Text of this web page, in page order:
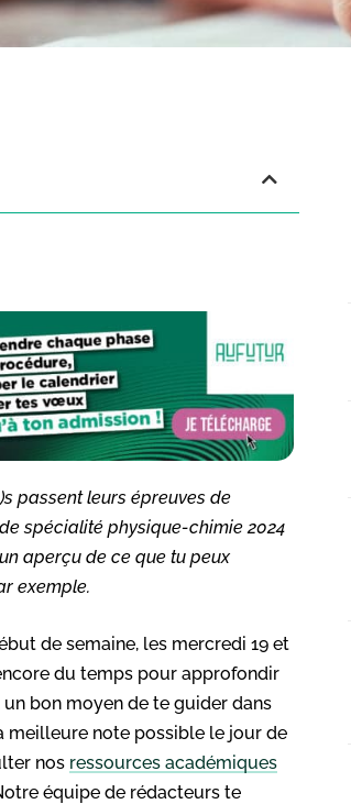
passent leurs épreuves de
spécialité physique-chimie 2024
aperçu de ce que tu peux
exemple.
de semaine, les mercredi 19 et
du temps pour approfondir
bon moyen de te guider dans
meilleure note possible le jour de
nos ressources académiques
équipe de rédacteurs te